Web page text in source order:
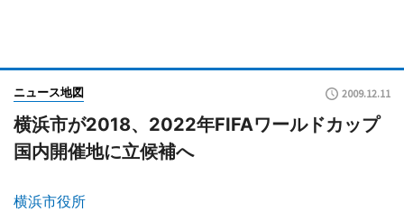
ニュース地図 2009.12.11
横浜市が2018、2022年FIFAワールドカップ
国内開催地に立候補へ
横浜市役所